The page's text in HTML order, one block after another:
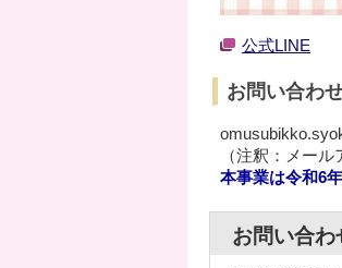
公式LINE
お問い合わ
（注釈：メール
本事業は令和6
お問い合わ